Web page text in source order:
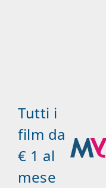
Tutti i
film da
€ 1 al
mese